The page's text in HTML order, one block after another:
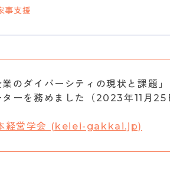
事支援
のダイバーシティの現状と課題
ーを務めました（2023年11月25
経営学会 (keiei-gakkai.jp)